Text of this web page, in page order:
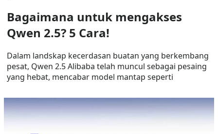
Bagaimana untuk mengakses
Qwen 2.5? 5 Cara!
Dalam landskap kecerdasan buatan yang berkembang
pesat, Qwen 2.5 Alibaba telah muncul sebagai pesaing
yang hebat, mencabar model mantap seperti